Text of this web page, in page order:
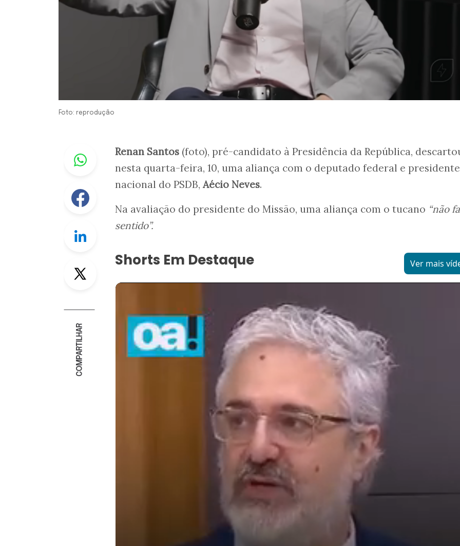
Foto: reprodução
Whastapp
Facebook
Linkedin
Twitter
COMPARTILHAR
Renan Santos (foto), pré-candidato à Presidência da República,
nesta quarta-feira, 10, uma aliança com o deputado federal e presidente
nacional do PSDB, Aécio Neves.
Na avaliação do presidente do Missão, uma aliança com o tucano “não
sentido”.
Shorts Em Destaque Ver mais